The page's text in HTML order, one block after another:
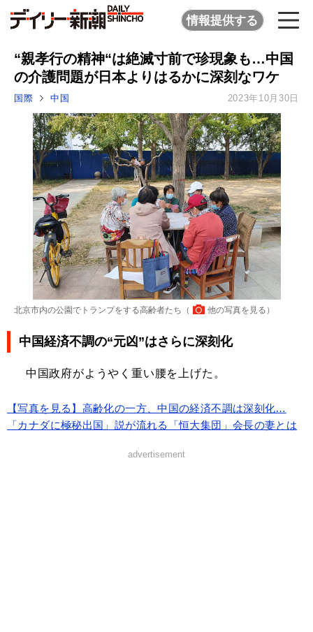
情報提供する
“親孝行の精神“は絶滅寸前で珍現象も…中国
の介護問題が日本よりはるかに深刻なワケ
国際 中国 2023年10月30日
北京市内の公園でトランプをする高齢者たち（ 他の写真を見る ）
中国経済不調の“元凶”はさらに深刻化
中国政府がようやく重い腰を上げた。
【写真を見る】高齢化の一方、中国の経済不調は深刻化…
「カナダに極秘出国」説が流れる「恒大集団」会長の妻とは
advertisement